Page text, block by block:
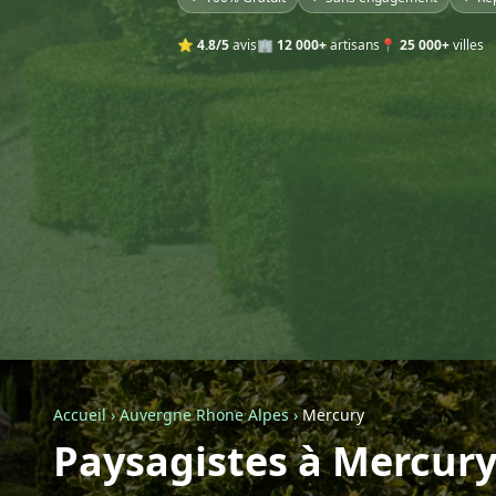
⭐ 4.8/5avis🏢 12 000+artisans 📍 25 000+villes
Accueil›Auvergne Rhone Alpes›Mercury
Paysagistes à Mercury